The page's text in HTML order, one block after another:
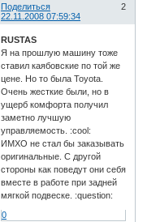
Поделиться
2
22.11.2008 07:59:34
RUSTAS
Я на прошлую машину тоже
ставил каябовские по той же
цене. Но то была Toyota.
Очень жесткие были, но в
ущерб комфорта получил
заметно лучшую
управляемость. :cool:
ИМХО не стал бы заказывать
оригинальные. С другой
стороны как поведут они себя
вместе в работе при задней
мягкой подвеске. :question:
0